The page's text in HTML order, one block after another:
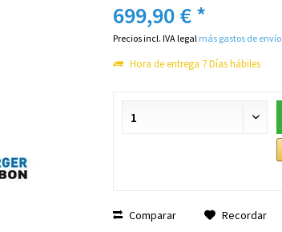
699,90 € *
Precios incl. IVA legal más gastos de envío
Hora de entrega 7 Días hábiles
Comparar Recordar